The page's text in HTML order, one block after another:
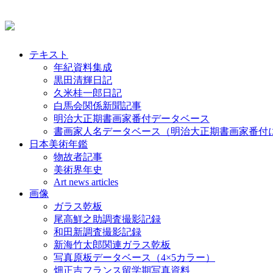
テキスト
年紀資料集成
黒田清輝日記
久米桂一郎日記
白馬会関係新聞記事
明治大正期書画家番付データベース
書画家人名データベース（明治大正期書画家番付
日本美術年鑑
物故者記事
美術界年史
Art news articles
画像
ガラス乾板
尾高鮮之助調査撮影記録
和田新調査撮影記録
新海竹太郎関連ガラス乾板
写真原板データベース（4×5カラー）
畑正吉フランス留学期写真資料